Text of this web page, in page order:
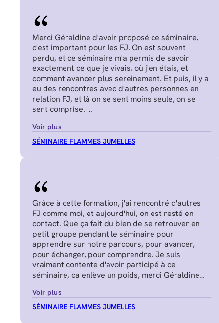
Merci Géraldine d'avoir proposé ce séminaire,
c'est important pour les FJ. On est souvent
perdu, et ce séminaire m'a permis de savoir
exactement ce que je vivais, où j'en étais, et
comment avancer plus sereinement. Et puis, il y a
eu des rencontres avec d'autres personnes en
relation FJ, et là on se sent moins seule, on se
sent comprise.
Voir plus
SÉMINAIRE FLAMMES JUMELLES
Grâce à cette formation, j'ai rencontré d'autres
FJ comme moi, et aujourd'hui, on est resté en
contact. Que ça fait du bien de se retrouver en
petit groupe pendant le séminaire pour
apprendre sur notre parcours, pour avancer,
pour échanger, pour comprendre. Je suis
vraiment contente d'avoir participé à ce
séminaire, ca enlève un poids, merci Géraldine
Voir plus
SÉMINAIRE FLAMMES JUMELLES